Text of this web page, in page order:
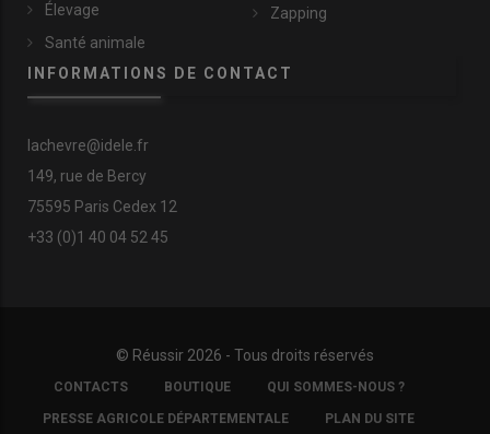
Élevage
Santé animale
Zapping
INFORMATIONS DE CONTACT
lachevre@idele.fr
149, rue de Bercy
75595 Paris Cedex 12
+33 (0)1 40 04 52 45
© Réussir 2026 - Tous droits réservés
FOOTER
COPYRIGHT
CONTACTS BOUTIQUE QUI SOMMES-NOUS ?
PRESSE AGRICOLE DÉPARTEMENTALE PLAN DU SITE